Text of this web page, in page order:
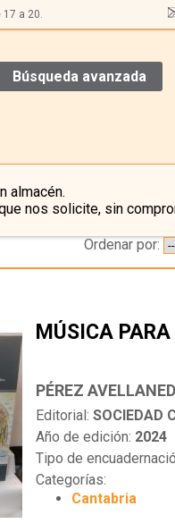
17 a 20.
Búsqueda avanzada
almacén.
nos solicite, sin
Ordenar por:
MÚSICA
PÉREZ
Editorial: SOCIEDAD
Año de edición: 2024
Tipo de
Categorías:
Cantabria